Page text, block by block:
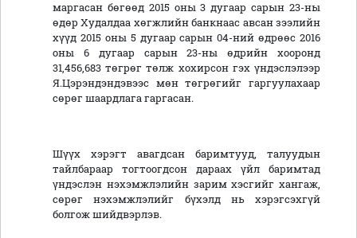
маргасан бөгөөд 2015 оны 3 дугаар сарын 23-ны
өдөр Худалдаа хөгжлийн банкнаас авсан зээлийн
хүүд 2015 оны 5 дугаар сарын 04-ний өдрөөс 2016
оны 6 дугаар сарын 23-ны өдрийн хооронд
31,456,683 төгрөг төлж хохирсон гэх үндэслэлээр
Я.Цэрэндэндэвээс мөн төгрөгийг гаргуулахаар
сөрөг шаардлага гаргасан.
Шүүх хэрэгт авагдсан баримтууд, талуудын
тайлбараар тогтоогдсон дараах үйл баримтад
үндэслэн нэхэмжлэлийн зарим хэсгийг хангаж,
сөрөг нэхэмжлэлийг бүхэлд нь хэрэгсэхгүй
болгож шийдвэрлэв.